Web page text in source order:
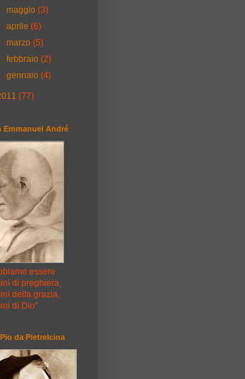
maggio(3)
aprile(6)
marzo(5)
febbraio(2)
gennaio(4)
(77)
Emmanuel André
essere
di preghiera,
della grazia,
di Dio"
da Pietrelcina